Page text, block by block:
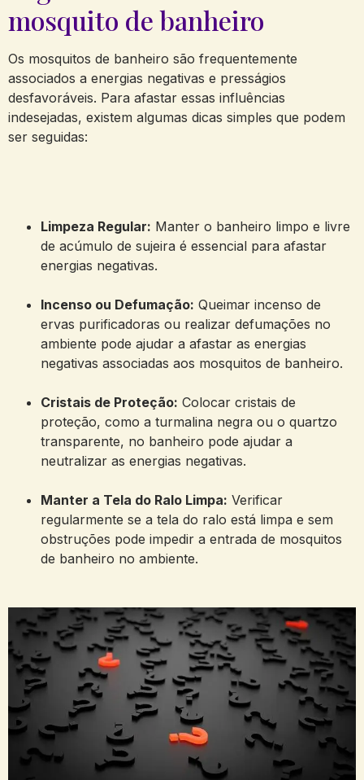
mosquito de banheiro
Os mosquitos de banheiro são frequentemente
associados a energias negativas e presságios
desfavoráveis. Para afastar essas influências
indesejadas, existem algumas dicas simples que podem
ser seguidas:
Limpeza Regular: Manter o banheiro limpo e livre
de acúmulo de sujeira é essencial para afastar
energias negativas.
Incenso ou Defumação: Queimar incenso de
ervas purificadoras ou realizar defumações no
ambiente pode ajudar a afastar as energias
negativas associadas aos mosquitos de banheiro.
Cristais de Proteção: Colocar cristais de
proteção, como a turmalina negra ou o quartzo
transparente, no banheiro pode ajudar a
neutralizar as energias negativas.
Manter a Tela do Ralo Limpa: Verificar
regularmente se a tela do ralo está limpa e sem
obstruções pode impedir a entrada de mosquitos
de banheiro no ambiente.